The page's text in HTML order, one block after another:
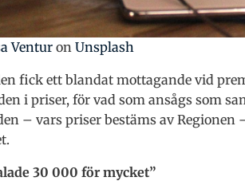
Venturon Unsplash
fick ett blandat mottagande vid
i priser, för vad som ansågs som
– vars priser bestäms av
30 000 för mycket”